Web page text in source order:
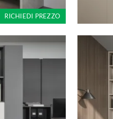
RICHIEDI PREZZO